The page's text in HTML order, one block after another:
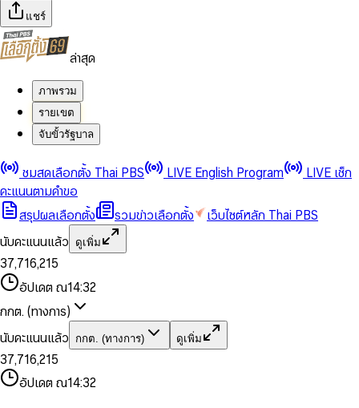
แชร์
ล่าสุด
ภาพรวม
รายเขต
จับขั้วรัฐบาล
ชมสดเลือกตั้ง Thai PBS LIVE English Program
LIVE เช็ก
คะแนนตามคำขอ
สรุปผลเลือกตั้ง
รวมข่าวเลือกตั้ง
เว็บไซต์หลัก Thai PBS
นับคะแนนแล้ว
ดูเพิ่ม
0
1
2
3
4
5
6
8
9
0
1
2
3
4
5
6
7
8
9
,
0
1
2
4
6
7
8
9
0
1
2
3
4
5
6
7
8
9
0
1
3
5
6
7
8
9
,
1
2
4
5
7
8
9
0
1
3
4
6
7
8
9
0
2
3
4
5
7
8
อัปเดต ณ14:32
กกต. (ทางการ)
นับคะแนนแล้ว
กกต. (ทางการ) ดูเพิ่ม
0
1
2
3
4
5
0
1
2
4
5
6
7
8
9
,
0
1
2
4
6
7
8
9
0
1
2
3
0
1
3
5
6
7
8
,
1
2
4
0
1
3
0
2
3
4
5
7
อัปเดต ณ14:32